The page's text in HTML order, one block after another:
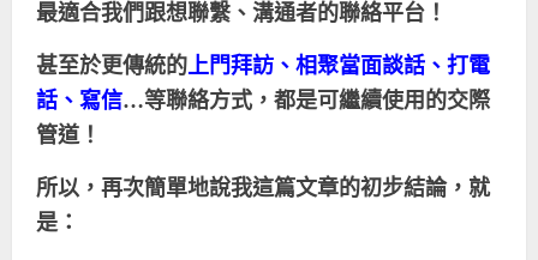
最適合我們跟想聯繫、溝通者的聯絡平台！
甚至於更傳統的上門拜訪、相聚當面談話、打電
話、寫信…等聯絡方式，都是可繼續使用的交際
管道！
所以，再次簡單地說我這篇文章的初步結論，就
是：